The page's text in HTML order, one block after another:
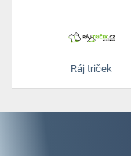
Ráj triček